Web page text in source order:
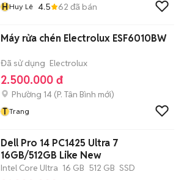
HHuy Lê 4.5 62 đã bán
Máy rửa chén Electrolux ESF6010BW
Đã sử dụng Electrolux
2.500.000 đ
Phường 14 (P. Tân Bình mới)
T Trang
Dell Pro 14 PC1425 Ultra 7
16GB/512GB Like New
Intel Core Ultra 16 GB 512 GB SSD